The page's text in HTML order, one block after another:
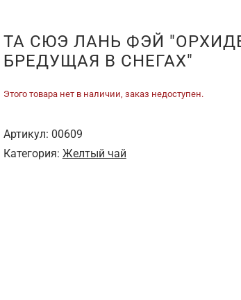
ТА СЮЭ ЛАНЬ ФЭЙ
БРЕДУЩАЯ В СНЕГАХ"
Этого товара нет в наличии, заказ недоступен.
Артикул: 00609
Категория: Желтый чай